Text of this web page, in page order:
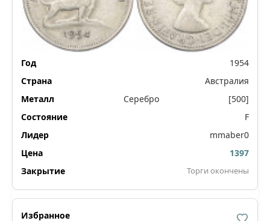
1954
Австралия
Серебро
[500]
F
mmaber0
1397
Торги окончены